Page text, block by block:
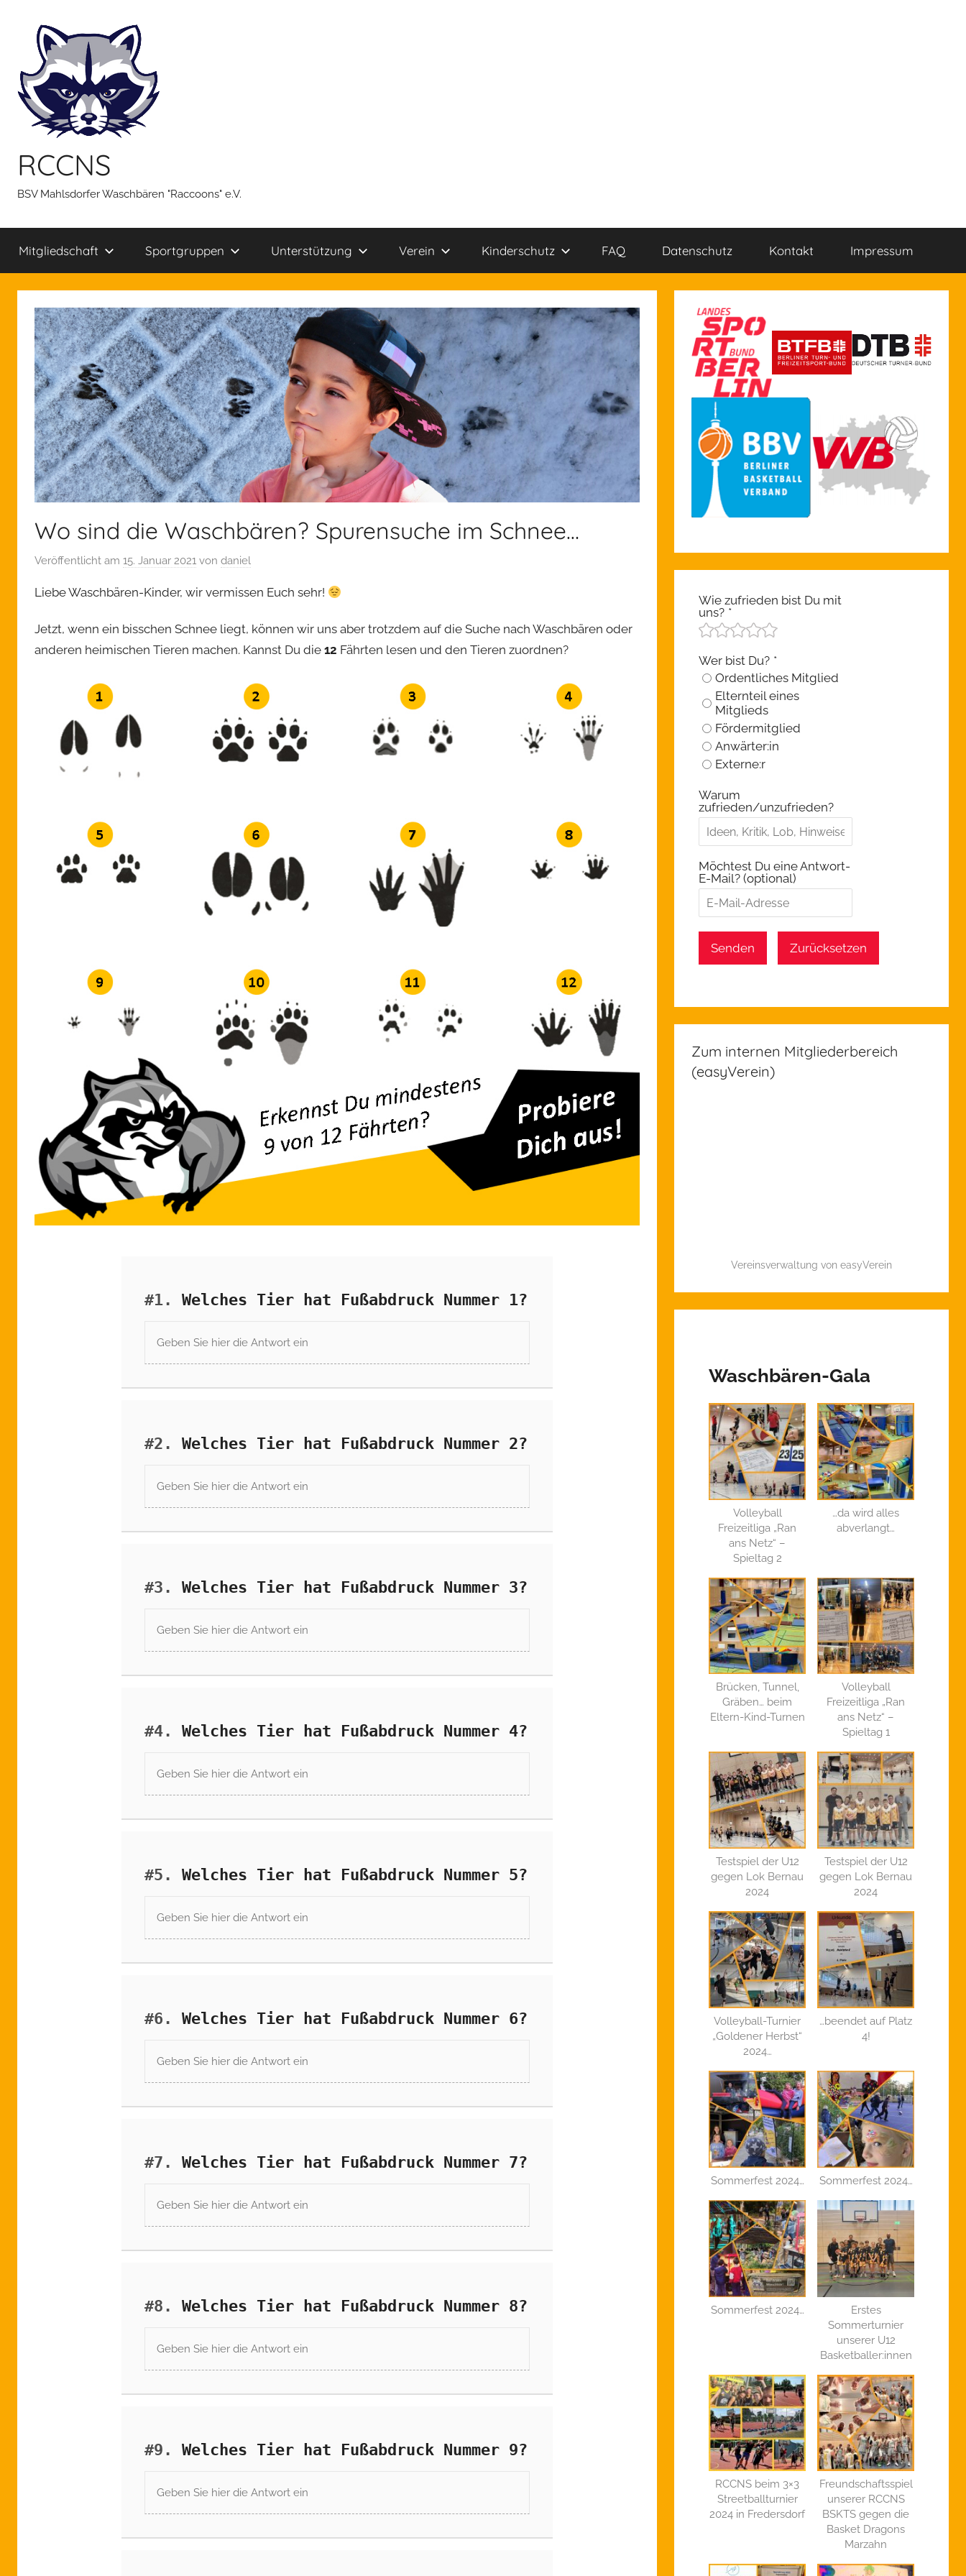
springen
RCCNS
BSV Mahlsdorfer Waschbären "Raccoons" e.V.
Mitgliedschaft Sportgruppen Unterstützung Verein Kinderschutz FAQ Datenschutz Kontakt Impressum
Wo sind die Waschbären? Spurensuche im Schnee…
Veröffentlicht am 15. Januar 2021 von daniel
Liebe Waschbären-Kinder, wir vermissen Euch sehr!
Jetzt, wenn ein bisschen Schnee liegt, können wir uns aber trotzdem auf die Suche nach Waschbären oder
anderen heimischen Tieren machen. Kannst Du die 12 Fährten lesen und den Tieren zuordnen?
#1. Welches Tier hat Fußabdruck Nummer 1?
#2. Welches Tier hat Fußabdruck Nummer 2?
#3. Welches Tier hat Fußabdruck Nummer 3?
#4. Welches Tier hat Fußabdruck Nummer 4?
#5. Welches Tier hat Fußabdruck Nummer 5?
#6. Welches Tier hat Fußabdruck Nummer 6?
#7. Welches Tier hat Fußabdruck Nummer 7?
#8. Welches Tier hat Fußabdruck Nummer 8?
#9. Welches Tier hat Fußabdruck Nummer 9?
Wie zufrieden bist Du mit
uns? *
Wer bist Du? *
Ordentliches Mitglied
Elternteil eines
Mitglieds
Fördermitglied
Anwärter:in
Externe:r
Warum
zufrieden/unzufrieden?
Möchtest Du eine Antwort-
E-Mail? (optional)
Senden Zurücksetzen
Zum internen Mitgliederbereich
(easyVerein)
Vereinsverwaltung von easyVerein
Waschbären-Gala
Volleyball
Freizeitliga „Ran
ans Netz“ –
Spieltag 2
…da wird alles
abverlangt…
Brücken, Tunnel,
Gräben… beim
Eltern-Kind-Turnen
Volleyball
Freizeitliga „Ran
ans Netz“ –
Spieltag 1
Testspiel der U12
gegen Lok Bernau
2024
Testspiel der U12
gegen Lok Bernau
2024
Volleyball-Turnier
„Goldener Herbst“
2024…
…beendet auf Platz
4!
Sommerfest 2024… Sommerfest 2024…
Sommerfest 2024…
Erstes
Sommerturnier
unserer U12
Basketballer:innen
RCCNS beim 3×3
Streetballturnier
2024 in Fredersdorf
Freundschaftsspiel
unserer RCCNS
BSKTS gegen die
Basket Dragons
Marzahn